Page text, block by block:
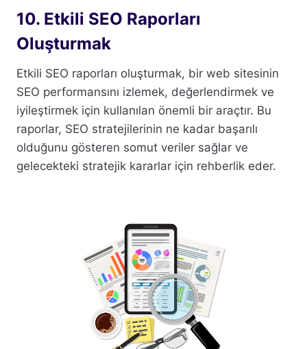
10. Etkili SEO Raporları
Oluşturmak
Etkili SEO raporları oluşturmak, bir web sitesinin
SEO performansını izlemek, değerlendirmek ve
iyileştirmek için kullanılan önemli bir araçtır. Bu
raporlar, SEO stratejilerinin ne kadar başarılı
olduğunu gösteren somut veriler sağlar ve
gelecekteki stratejik kararlar için rehberlik eder.